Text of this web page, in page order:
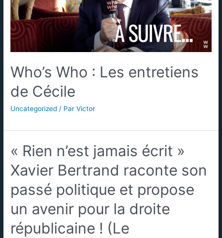
Who’s Who : Les entretiens
de Cécile
Uncategorized / ParVictor
« Rien n’est jamais écrit »
Xavier Bertrand raconte son
passé politique et propose
un avenir pour la droite
républicaine ! (Le